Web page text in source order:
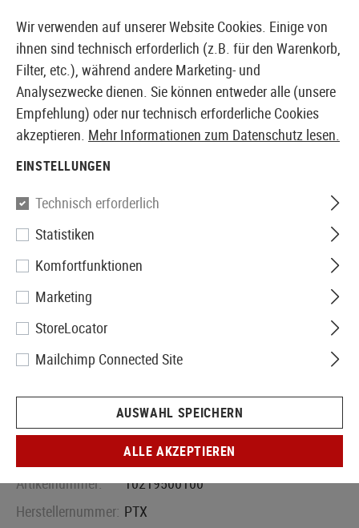
EUROPÄISCHER AIRSOFT SHOP & GROßHÄNDLER
Wiley X
Nerve & PT-1 RX Insert
Artikelnummer:
10219500100
Herstellernummer: PTX
Wir verwenden auf unserer Website Cookies. Einige von
ihnen sind technisch erforderlich (z.B. für den Warenkorb,
Filter, etc.), während andere Marketing- und
Analysezwecke dienen. Sie können entweder alle (unsere
Empfehlung) oder nur technisch erforderliche Cookies
akzeptieren. Mehr Informationen zum Datenschutz lesen.
EINSTELLUNGEN
Technisch erforderlich
Statistiken
Komfortfunktionen
Marketing
StoreLocator
Mailchimp Connected Site
AUSWAHL SPEICHERN
ALLE AKZEPTIEREN